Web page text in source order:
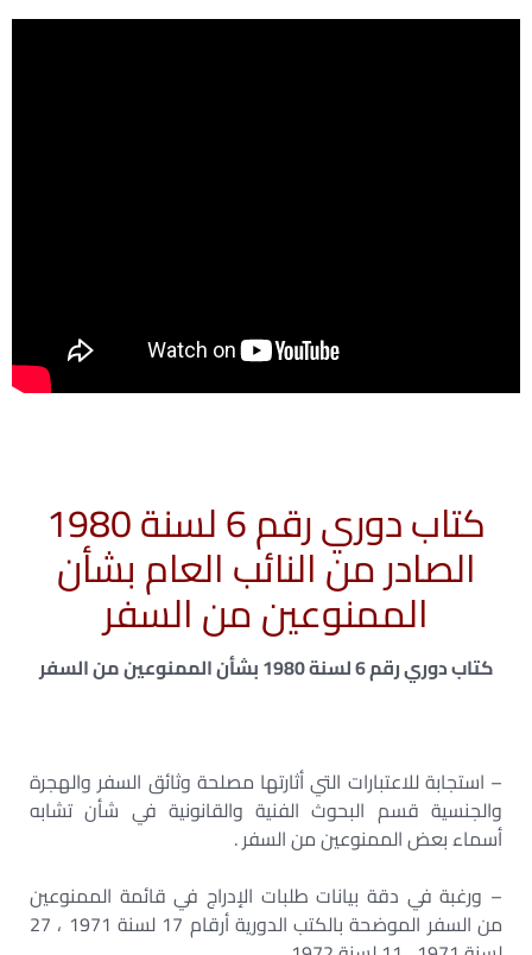
كتاب دوري رقم 6 لسنة 1980
الصادر من النائب العام بشأن
الممنوعين من السفر
كتاب دوري رقم 6 لسنة 1980 بشأن الممنوعين من السفر
– استجابة للاعتبارات التي أثارتها مصلحة وثائق السفر والهجرة
والجنسية قسم البحوث الفنية والقانونية في شأن تشابه
أسماء بعض الممنوعين من السفر .
– ورغبة في دقة بيانات طلبات الإدراج في قائمة الممنوعين
من السفر الموضحة بالكتب الدورية أرقام 17 لسنة 1971 ، 27